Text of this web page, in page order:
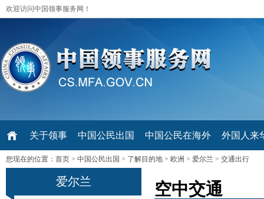
欢迎访问中国领事服务网！
关于领事 中国公民出国 中国公民在海外 外国人来
您现在的位置： 首页 > 中国公民出国 > 了解目的地 > 欧洲 > 爱尔兰 > 交通出行
爱尔兰 空中交通